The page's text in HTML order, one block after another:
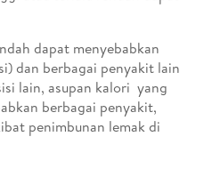
dapat menyebabkan
dan berbagai penyakit lain
lain, asupan kalori yang
berbagai penyakit,
penimbunan lemak di